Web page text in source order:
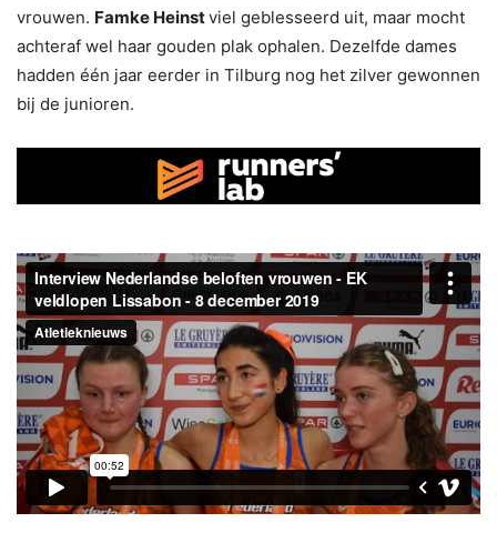
vrouwen. Famke Heinstviel geblesseerd uit, maar mocht
achteraf wel haar gouden plak ophalen. Dezelfde dames
hadden één jaar eerder in Tilburg nog het zilver gewonnen
bij de junioren.